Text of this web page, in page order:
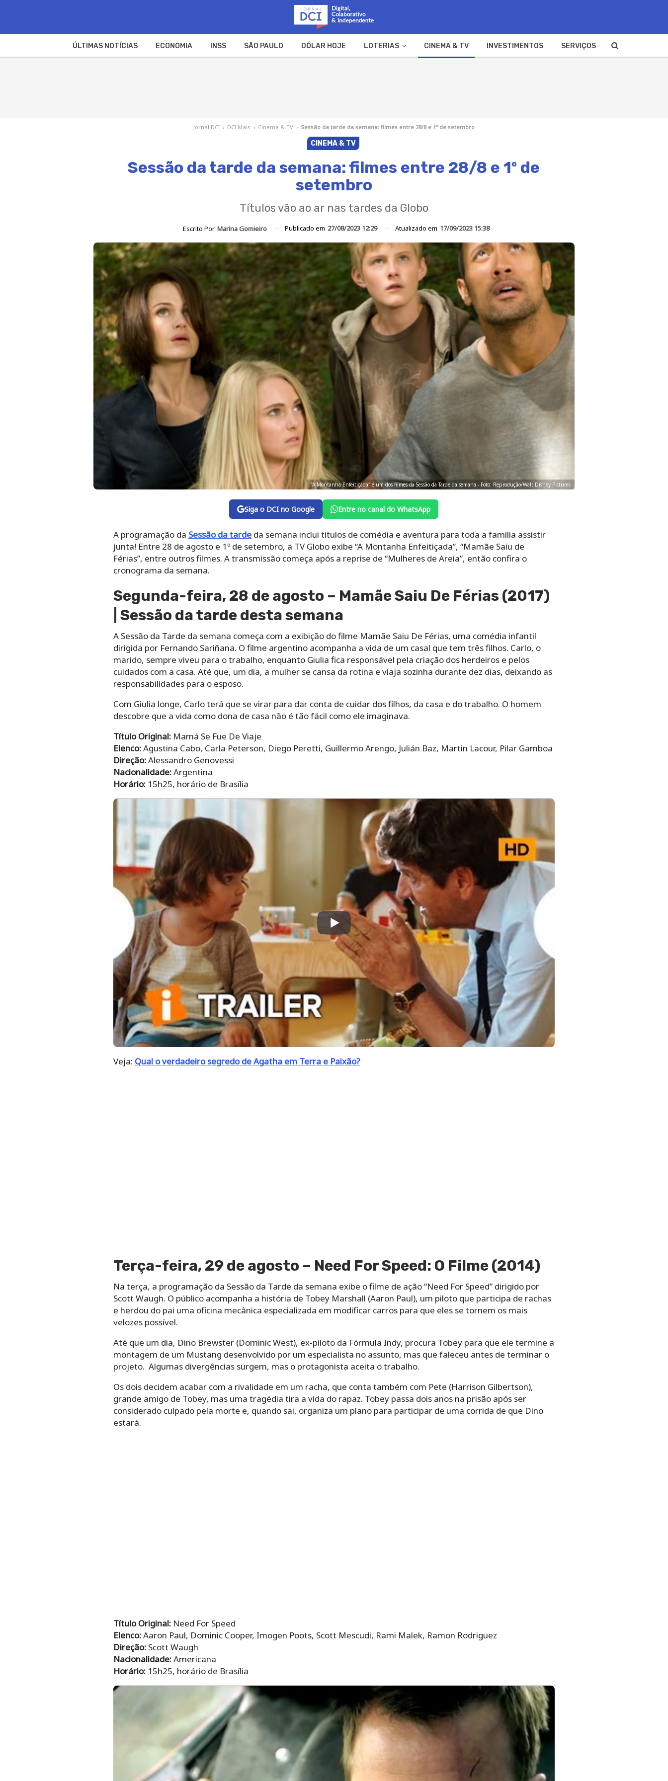
ÚLTIMAS NOTÍCIAS ECONOMIA INSS SÃO PAULO DÓLAR HOJE LOTERIAS CINEMA & TV INVESTIMENTOS SERVIÇOS
Jornal DCI › DCI Mais › Cinema & TV › Sessão da tarde da semana: filmes entre 28/8 e 1º de setembro
CINEMA & TV
Sessão da tarde da semana: filmes entre 28/8 e 1º de
setembro
Títulos vão ao ar nas tardes da Globo
Escrito Por Marina Gomieiro Publicado em 27/08/2023 12:29 Atualizado em 17/09/2023 15:38
"A Montanha Enfeitiçada" é um dos filmes da Sessão da Tarde da semana - Foto: Reprodução/Walt Disney Pictures
Siga o DCI no Google Entre no canal do WhatsApp
A programação da Sessão da tardeda semana inclui títulos de comédia e aventura para toda a família assistir
junta! Entre 28 de agosto e 1º de setembro, a TV Globo exibe “A Montanha Enfeitiçada”, “Mamãe Saiu de
Férias”, entre outros filmes. A transmissão começa após a reprise de “Mulheres de Areia”, então confira o
cronograma da semana.
Segunda-feira, 28 de agosto – Mamãe Saiu De Férias (2017)
| Sessão da tarde desta semana
A Sessão da Tarde da semana começa com a exibição do filme Mamãe Saiu De Férias, uma comédia infantil
dirigida por Fernando Sariñana. O filme argentino acompanha a vida de um casal que tem três filhos. Carlo, o
marido, sempre viveu para o trabalho, enquanto Giulia fica responsável pela criação dos herdeiros e pelos
cuidados com a casa. Até que, um dia, a mulher se cansa da rotina e viaja sozinha durante dez dias, deixando as
responsabilidades para o esposo.
Com Giulia longe, Carlo terá que se virar para dar conta de cuidar dos filhos, da casa e do trabalho. O homem
descobre que a vida como dona de casa não é tão fácil como ele imaginava.
Título Original:Mamá Se Fue De Viaje
Elenco:Agustina Cabo, Carla Peterson, Diego Peretti, Guillermo Arengo, Julián Baz, Martin Lacour, Pilar Gamboa
Direção:Alessandro Genovessi
Nacionalidade:Argentina
Horário:15h25, horário de Brasília
Veja: Qual o verdadeiro segredo de Agatha em Terra e Paixão?
Terça-feira, 29 de agosto – Need For Speed: O Filme (2014)
Na terça, a programação da Sessão da Tarde da semana exibe o filme de ação “Need For Speed” dirigido por
Scott Waugh. O público acompanha a história de Tobey Marshall (Aaron Paul), um piloto que participa de rachas
e herdou do pai uma oficina mecânica especializada em modificar carros para que eles se tornem os mais
velozes possível.
Até que um dia, Dino Brewster (Dominic West), ex-piloto da Fórmula Indy, procura Tobey para que ele termine a
montagem de um Mustang desenvolvido por um especialista no assunto, mas que faleceu antes de terminar o
projeto. Algumas divergências surgem, mas o protagonista aceita o trabalho.
Os dois decidem acabar com a rivalidade em um racha, que conta também com Pete (Harrison Gilbertson),
grande amigo de Tobey, mas uma tragédia tira a vida do rapaz. Tobey passa dois anos na prisão após ser
considerado culpado pela morte e, quando sai, organiza um plano para participar de uma corrida de que Dino
estará.
Título Original:Need For Speed
Elenco:Aaron Paul, Dominic Cooper, Imogen Poots, Scott Mescudi, Rami Malek, Ramon Rodriguez
Direção:Scott Waugh
Nacionalidade:Americana
Horário:15h25, horário de Brasília